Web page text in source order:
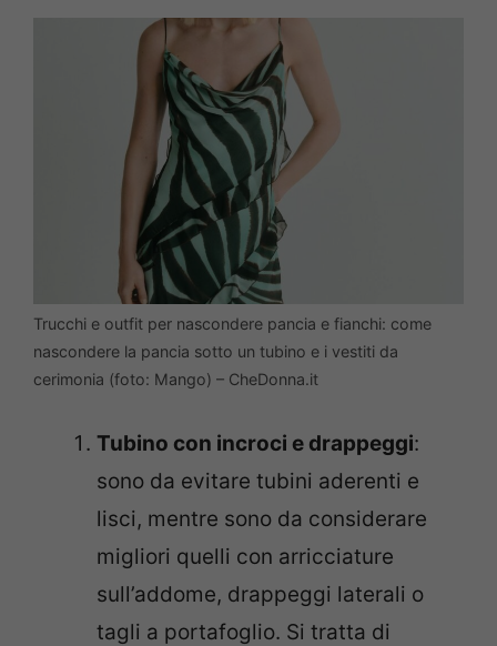
Trucchi e outfit per nascondere pancia e fianchi: come
nascondere la pancia sotto un tubino e i vestiti da
cerimonia (foto: Mango) – CheDonna.it
Tubino con incroci e drappeggi:
sono da evitare tubini aderenti e
lisci, mentre sono da considerare
migliori quelli con arricciature
sull’addome, drappeggi laterali o
tagli a portafoglio. Si tratta di